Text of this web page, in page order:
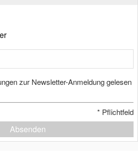
zur Newsletter-Anmeldung gelesen
* Pflichtfeld
Absenden